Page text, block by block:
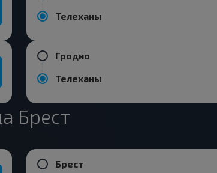
Телеханы
Гродно
Телеханы
Брест
Брест